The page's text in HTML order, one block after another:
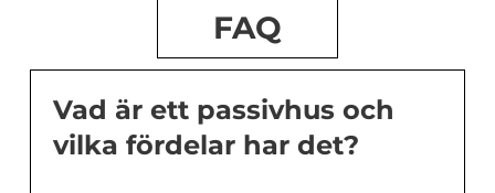
FAQ
Vad är ett passivhus och
vilka fördelar har det?